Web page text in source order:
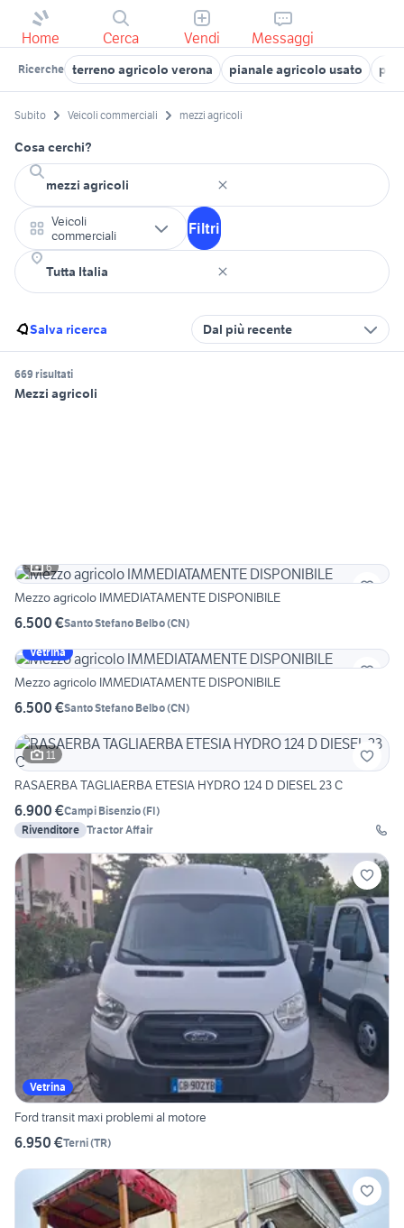
Home Cerca Vendi Messaggi
Ricerche terreno agricolo verona pianale agricolo usato
Subito Veicoli commerciali mezzi agricoli
Cosa cerchi?
Veicoli
commerciali
Filtri
Salva ricerca Dal più recente
669 risultati
Mezzi agricoli
6
Mezzo agricolo IMMEDIATAMENTE DISPONIBILE
6.500 €Santo Stefano Belbo(CN)
Vetrina
Mezzo agricolo IMMEDIATAMENTE DISPONIBILE
6.500 €Santo Stefano Belbo(CN)
11
RASAERBA TAGLIAERBA ETESIA HYDRO 124 D DIESEL 23 C
6.900 €Campi Bisenzio(FI)
Rivenditore Tractor Affair
Vetrina
Ford transit maxi problemi al motore
6.950 €Terni(TR)